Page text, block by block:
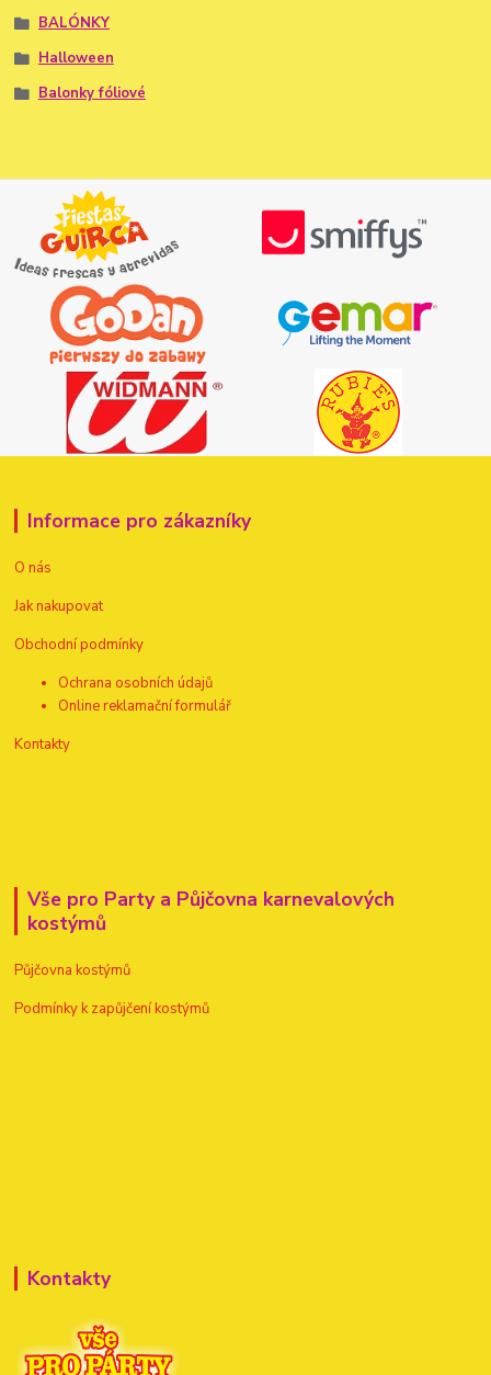
BALÓNKY
Halloween
Balonky fóliové
Informace pro zákazníky
O nás
Jak nakupovat
Obchodní podmínky
Ochrana osobních údajů
Online reklamační formulář
Kontakty
Vše pro Party a Půjčovna karnevalových
kostýmů
Půjčovna kostýmů
Podmínky k zapůjčení kostýmů
Kontakty